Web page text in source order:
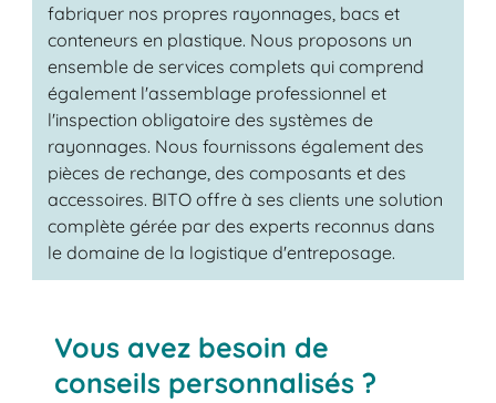
fabriquer nos propres rayonnages, bacs et
conteneurs en plastique. Nous proposons un
ensemble de services complets qui comprend
également l'assemblage professionnel et
l'inspection obligatoire des systèmes de
rayonnages. Nous fournissons également des
pièces de rechange, des composants et des
accessoires. BITO offre à ses clients une solution
complète gérée par des experts reconnus dans
le domaine de la logistique d'entreposage.
Vous avez besoin de
conseils personnalisés ?